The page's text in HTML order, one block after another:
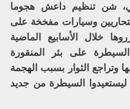
شن تنظيم داعش هجوما
وسيارات مفخخة على
خلال الأسابيع الماضية
على بئر المنقورة
وتراجع الثوار بسبب الهجمة
السيطرة من جديد